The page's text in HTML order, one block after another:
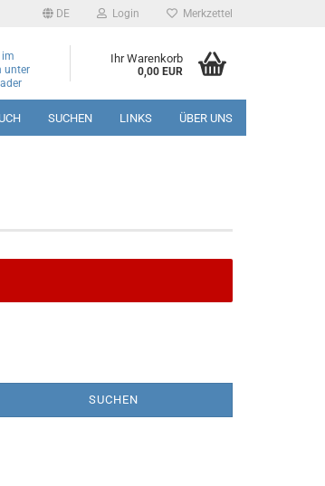
DE Login Merkzettel
im
unter
Ihr Warenkorb
0,00 EUR
SUCHEN LINKS ÜBER UNS
SUCHEN